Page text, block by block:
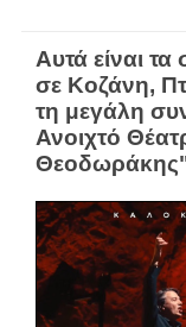
Αυτά είναι
σε Κοζάνη,
τη μεγάλη
Ανοιχτό
Θεοδωράκης"